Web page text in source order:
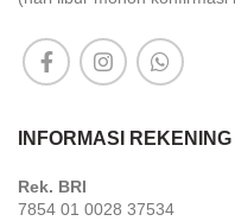
INFORMASI REKENING
Rek. BRI
7854 01 0028 37534